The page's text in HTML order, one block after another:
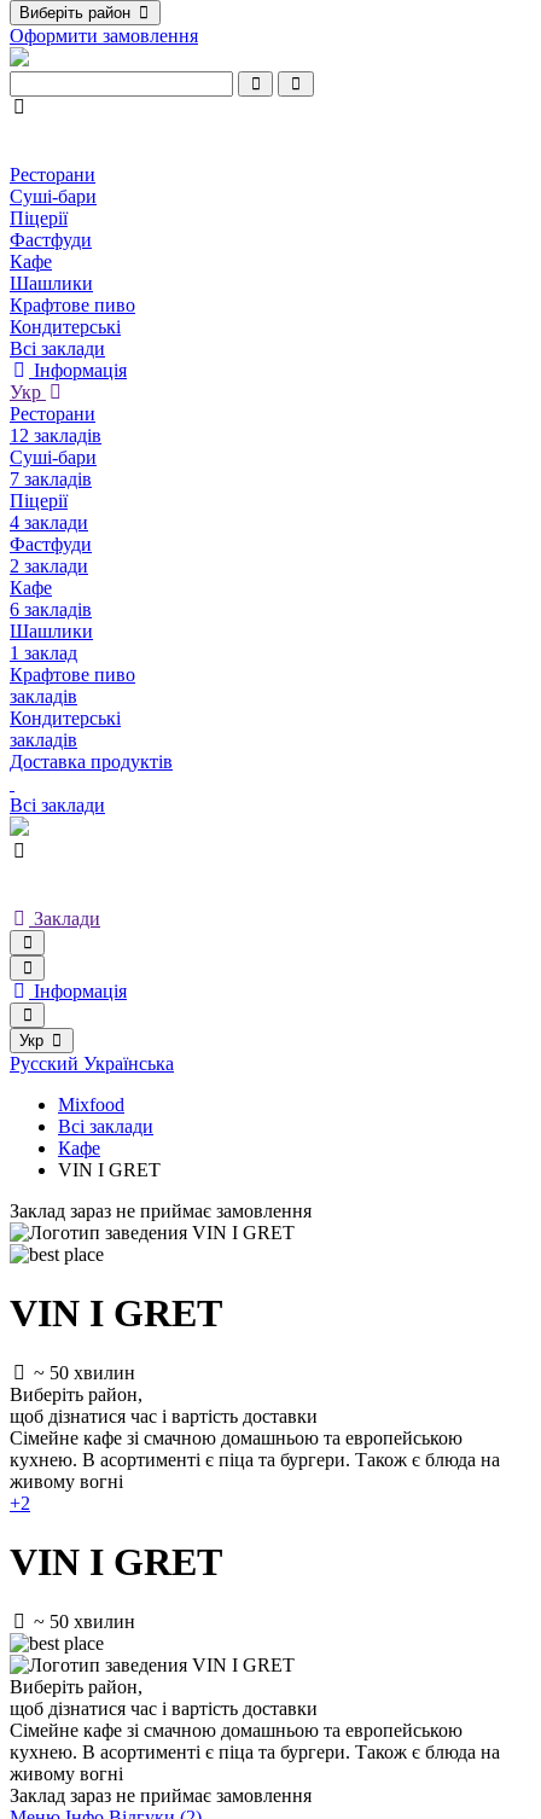
Виберіть район
Оформити замовлення
Ресторани
Суші-бари
Піцерії
Фастфуди
Кафе
Шашлики
Крафтове пиво
Кондитерські
Всі заклади
Інформація
Укр
Ресторани
12 закладів
Суші-бари
7 закладів
Піцерії
4 заклади
Фастфуди
2 заклади
Кафе
6 закладів
Шашлики
1 заклад
Крафтове пиво
закладів
Кондитерські
закладів
Доставка продуктів
Всі заклади
Заклади
Інформація
Укр
Русский Українська
Mixfood
Всі заклади
Кафе
VIN I GRET
Заклад зараз не приймає замовлення
VIN I GRET
~ 50 хвилин
Виберіть район,
щоб дізнатися час і вартість доставки
Сімейне кафе зі смачною домашньою та европейською
кухнею. В асортименті є піца та бургери. Також є блюда на
живому вогні
+2
VIN I GRET
~ 50 хвилин
Виберіть район,
щоб дізнатися час і вартість доставки
Сімейне кафе зі смачною домашньою та европейською
кухнею. В асортименті є піца та бургери. Також є блюда на
живому вогні
Заклад зараз не приймає замовлення